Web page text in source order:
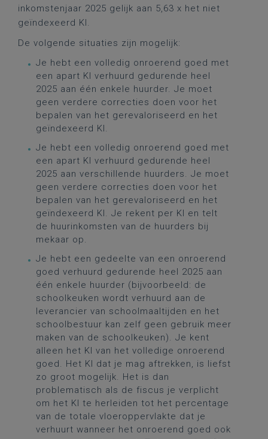
inkomstenjaar 2025 gelijk aan 5,63 x het niet
geïndexeerd KI.
De volgende situaties zijn mogelijk:
Je hebt een volledig onroerend goed met
een apart KI verhuurd gedurende heel
2025 aan één enkele huurder. Je moet
geen verdere correcties doen voor het
bepalen van het gerevaloriseerd en het
geïndexeerd KI.
Je hebt een volledig onroerend goed met
een apart KI verhuurd gedurende heel
2025 aan verschillende huurders. Je moet
geen verdere correcties doen voor het
bepalen van het gerevaloriseerd en het
geïndexeerd KI. Je rekent per KI en telt
de huurinkomsten van de huurders bij
mekaar op.
Je hebt een gedeelte van een onroerend
goed verhuurd gedurende heel 2025 aan
één enkele huurder (bijvoorbeeld: de
schoolkeuken wordt verhuurd aan de
leverancier van schoolmaaltijden en het
schoolbestuur kan zelf geen gebruik meer
maken van de schoolkeuken). Je kent
alleen het KI van het volledige onroerend
goed. Het KI dat je mag aftrekken, is liefst
zo groot mogelijk. Het is dan
problematisch als de fiscus je verplicht
om het KI te herleiden tot het percentage
van de totale vloeroppervlakte dat je
verhuurt wanneer het onroerend goed ook